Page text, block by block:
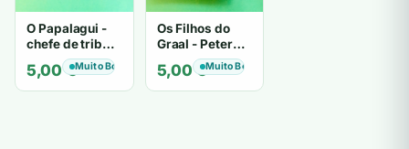
O Papalagui -
chefe de tribo
de tiavéa
5,00€Muito Bom
Os Filhos do
Graal - Peter
Berling
5,00€Muito Bom